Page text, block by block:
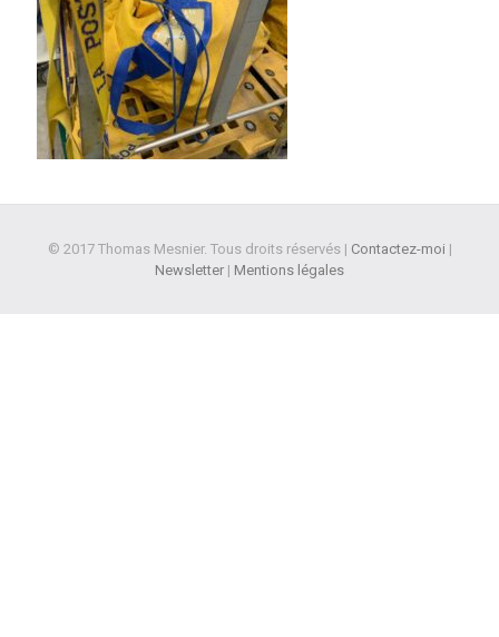
© 2017 Thomas Mesnier. Tous droits réservés | Contactez-moi |
Newsletter | Mentions légales